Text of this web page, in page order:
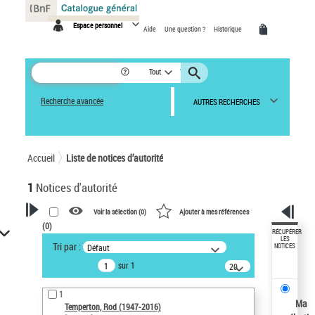
Espace personnel Aide Une question ? Historique
Tout
Recherche avancée AUTRES RECHERCHES
Accueil Liste de notices d’autorité
1 Notices d'autorité
VOTRE RECHERCHE
Recherche avancée dans les
notices d’autorité
Œuvres liées à l'auteur :
Temperton, Rod (1947-2016)
Voir la sélection (0) Ajouter à mes références
(0)
Tri par : Défaut
sur 1
20
résultats/page
1
Temperton, Rod (1947-2016)
RÉCUPÉRER
LES
NOTICES
Ma
Panneau de gestion des cookies